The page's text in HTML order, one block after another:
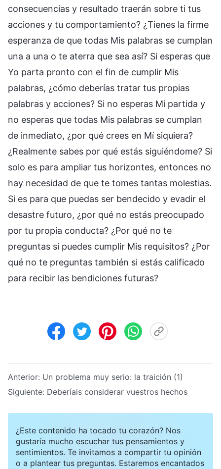
consecuencias y resultado traerán sobre ti tus
acciones y tu comportamiento? ¿Tienes la firme
esperanza de que todas Mis palabras se cumplan
una a una o te aterra que sea así? Si esperas que
Yo parta pronto con el fin de cumplir Mis
palabras, ¿cómo deberías tratar tus propias
palabras y acciones? Si no esperas Mi partida y
no esperas que todas Mis palabras se cumplan
de inmediato, ¿por qué crees en Mí siquiera?
¿Realmente sabes por qué estás siguiéndome? Si
solo es para ampliar tus horizontes, entonces no
hay necesidad de que te tomes tantas molestias.
Si es para que puedas ser bendecido y evadir el
desastre futuro, ¿por qué no estás preocupado
por tu propia conducta? ¿Por qué no te
preguntas si puedes cumplir Mis requisitos? ¿Por
qué no te preguntas también si estás calificado
para recibir las bendiciones futuras?
Anterior: Un problema muy serio: la traición (1)
Siguiente: Deberíais considerar vuestros hechos
¿Este contenido ha tocado tu corazón? Nos
gustaría mucho escuchar tus pensamientos y
sentimientos. Te invitamos a compartir tu opinión
o a plantear tus preguntas. Estaremos encantados